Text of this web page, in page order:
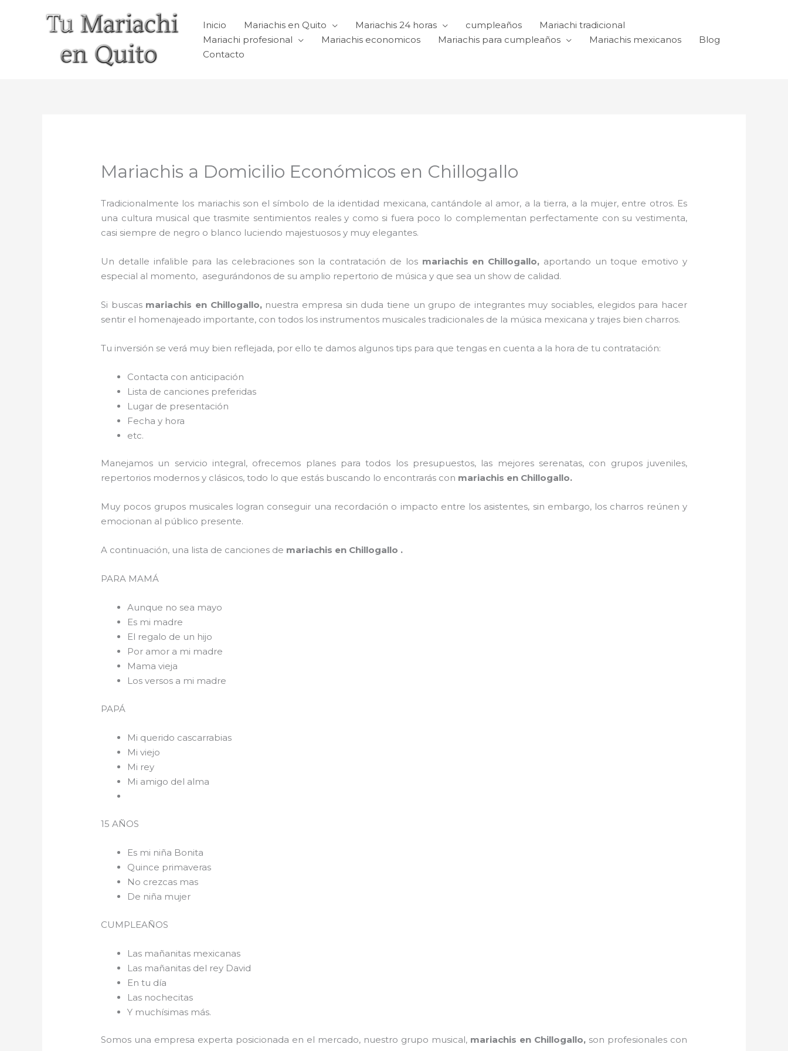
Inicio Mariachis en Quito Mariachis 24 horas cumpleaños
Mariachi tradicional
Mariachi profesional
Mariachis economicos Mariachis para cumpleaños Mariachis mexicanos
Blog
Contacto
Mariachis a Domicilio Económicos en Chillogallo
Tradicionalmente los mariachis son el símbolo de la identidad mexicana, cantándole al amor, a la tierra, a la mujer, entre otros. Es
una cultura musical que trasmite sentimientos reales y como si fuera poco lo complementan perfectamente con su vestimenta,
casi siempre de negro o blanco luciendo majestuosos y muy elegantes.
Un detalle infalible para las celebraciones son la contratación de losmariachis en Chillogallo, aportando un toque emotivo y
especial al momento, asegurándonos de su amplio repertorio de música y que sea un show de calidad.
Si buscas mariachis en Chillogallo, nuestra empresa sin duda tiene un grupo de integrantes muy sociables, elegidos para hacer
sentir el homenajeado importante, con todos los instrumentos musicales tradicionales de la música mexicana y trajes bien charros.
Tu inversión se verá muy bien reflejada, por ello te damos algunos tips para que tengas en cuenta a la hora de tu contratación:
Contacta con anticipación
Lista de canciones preferidas
Lugar de presentación
Fecha y hora
etc.
Manejamos un servicio integral, ofrecemos planes para todos los presupuestos, las mejores serenatas, con grupos juveniles,
repertorios modernos y clásicos, todo lo que estás buscando lo encontrarás con mariachis en Chillogallo.
Muy pocos grupos musicales logran conseguir una recordación o impacto entre los asistentes, sin embargo, los charros reúnen y
emocionan al público presente.
A continuación, una lista de canciones de mariachis en Chillogallo .
PARA MAMÁ
Aunque no sea mayo
Es mi madre
El regalo de un hijo
Por amor a mi madre
Mama vieja
Los versos a mi madre
PAPÁ
Mi querido cascarrabias
Mi viejo
Mi rey
Mi amigo del alma
15 AÑOS
Es mi niña Bonita
Quince primaveras
No crezcas mas
De niña mujer
CUMPLEAÑOS
Las mañanitas mexicanas
Las mañanitas del rey David
En tu día
Las nochecitas
Y muchísimas más.
Somos una empresa experta posicionada en el mercado, nuestro grupo musical, mariachis en Chillogallo, son profesionales con